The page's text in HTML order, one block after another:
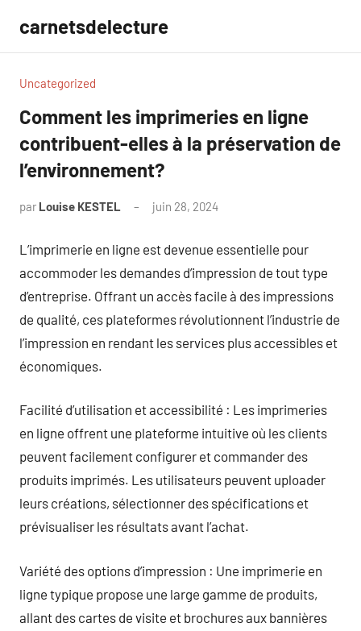
contenu
carnetsdelecture
Uncategorized
Comment les imprimeries en ligne
contribuent-elles à la préservation de
l’environnement?
par Louise KESTEL juin 28, 2024
L’imprimerie en ligne est devenue essentielle pour
accommoder les demandes d’impression de tout type
d’entreprise. Offrant un accès facile à des impressions
de qualité, ces plateformes révolutionnent l’industrie de
l’impression en rendant les services plus accessibles et
économiques.
Facilité d’utilisation et accessibilité : Les imprimeries
en ligne offrent une plateforme intuitive où les clients
peuvent facilement configurer et commander des
produits imprimés. Les utilisateurs peuvent uploader
leurs créations, sélectionner des spécifications et
prévisualiser les résultats avant l’achat.
Variété des options d’impression : Une imprimerie en
ligne typique propose une large gamme de produits,
allant des cartes de visite et brochures aux bannières